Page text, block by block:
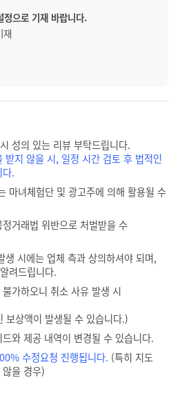
정으로 기재 바랍니다.
재
성의 있는 리뷰 부탁드립니다.
받지 않을 시, 일정 시간 검토 후 법적인
.
마녀체험단 및 광고주에 의해 활용될 수
거래법 위반으로 처벌받을 수
생 시에는 업체 측과 상의하셔야 되며,
려드립니다.
가하오니 취소 사유 발생 시
보상액이 발생될 수 있습니다.)
와 제공 내역이 변경될 수 있습니다.
수정요청 진행됩니다. (특히 지도
을 경우)